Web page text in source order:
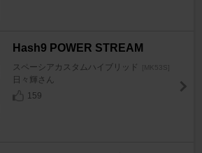
Hash9 POWER STREAM
スペーシアカスタムハイブリッド [MK53S]
日々輝さん
159